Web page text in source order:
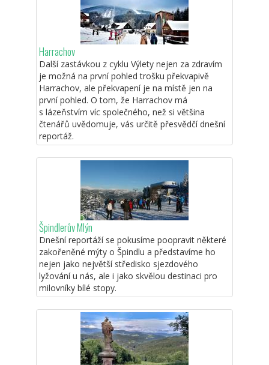
Harrachov
Další zastávkou z cyklu Výlety nejen za zdravím
je možná na první pohled trošku překvapivě
Harrachov, ale překvapení je na místě jen na
první pohled. O tom, že Harrachov má
s lázeňstvím víc společného, než si většina
čtenářů uvědomuje, vás určitě přesvědčí dnešní
reportáž.
Špindlerův Mlýn
Dnešní reportáží se pokusíme poopravit některé
zakořeněné mýty o Špindlu a představíme ho
nejen jako největší středisko sjezdového
lyžování u nás, ale i jako skvělou destinaci pro
milovníky bílé stopy.